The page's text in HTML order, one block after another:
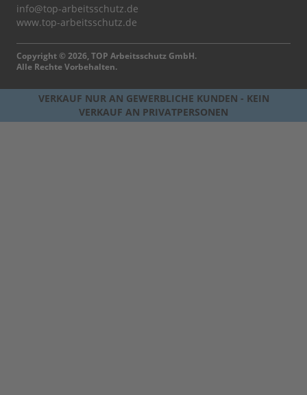
info@top-arbeitsschutz.de
www.top-arbeitsschutz.de
Copyright © 2026, TOP Arbeitsschutz GmbH.
Alle Rechte Vorbehalten.
VERKAUF NUR AN GEWERBLICHE KUNDEN - KEIN
VERKAUF AN PRIVATPERSONEN